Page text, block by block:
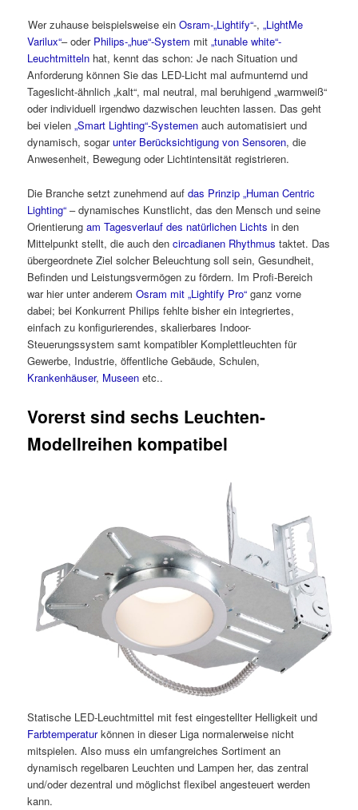
Wer zuhause beispielsweise einOsram-„Lightify“-,„LightMe
Varilux“– oder Philips-„hue“-System mit„tunable white“-
Leuchtmitteln hat, kennt das schon: Je nach Situation und
Anforderung können Sie das LED-Licht mal aufmunternd und
Tageslicht-ähnlich „kalt“, mal neutral, mal beruhigend „warmweiß“
oder individuell irgendwo dazwischen leuchten lassen. Das geht
bei vielen„Smart Lighting“-Systemen auch automatisiert und
dynamisch, sogarunter Berücksichtigung von Sensoren, die
Anwesenheit, Bewegung oder Lichtintensität registrieren.
Die Branche setzt zunehmend aufdas Prinzip „Human Centric
Lighting“ – dynamisches Kunstlicht, das den Mensch und seine
Orientierungam Tagesverlauf des natürlichen Lichts in den
Mittelpunkt stellt, die auch dencircadianen Rhythmus taktet. Das
übergeordnete Ziel solcher Beleuchtung soll sein, Gesundheit,
Befinden und Leistungsvermögen zu fördern. Im Profi-Bereich
war hier unter anderemOsram mit „Lightify Pro“ ganz vorne
dabei; bei Konkurrent Philips fehlte bisher ein integriertes,
einfach zu konfigurierendes, skalierbares Indoor-
Steuerungssystem samt kompatibler Komplettleuchten für
Gewerbe, Industrie, öffentliche Gebäude, Schulen,
Krankenhäuser, Museen etc..
Vorerst sind sechs Leuchten-
Modellreihen kompatibel
Statische LED-Leuchtmittel mit fest eingestellter Helligkeit und
Farbtemperaturkönnen in dieser Liga normalerweise nicht
mitspielen. Also muss ein umfangreiches Sortiment an
dynamisch regelbaren Leuchten und Lampen her, das zentral
und/oder dezentral und möglichst flexibel angesteuert werden
kann.